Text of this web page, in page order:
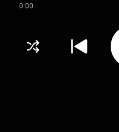
0:00